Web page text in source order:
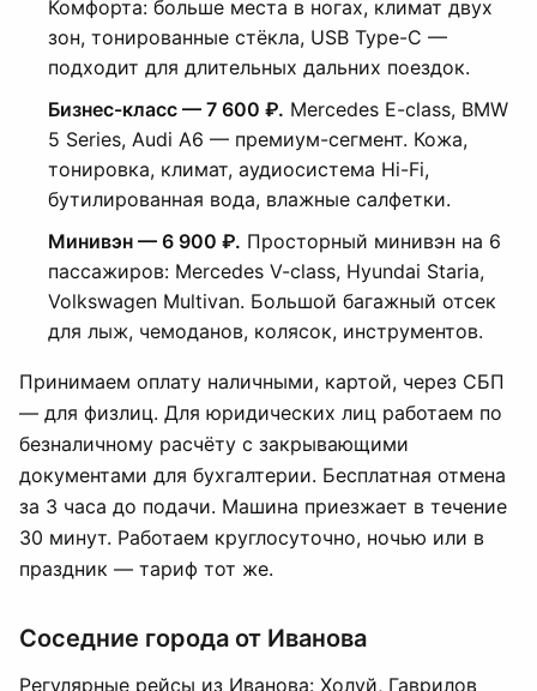
Комфорта: больше места в ногах, климат двух
зон, тонированные стёкла, USB Type-C —
подходит для длительных дальних поездок.
Бизнес-класс — 7 600 ₽. Mercedes E-class, BMW
5 Series, Audi A6 — премиум-сегмент. Кожа,
тонировка, климат, аудиосистема Hi-Fi,
бутилированная вода, влажные салфетки.
Минивэн — 6 900 ₽. Просторный минивэн на 6
пассажиров: Mercedes V-class, Hyundai Staria,
Volkswagen Multivan. Большой багажный отсек
для лыж, чемоданов, колясок, инструментов.
Принимаем оплату наличными, картой, через СБП
— для физлиц. Для юридических лиц работаем по
безналичному расчёту с закрывающими
документами для бухгалтерии. Бесплатная отмена
за 3 часа до подачи. Машина приезжает в течение
30 минут. Работаем круглосуточно, ночью или в
праздник — тариф тот же.
Соседние города от Иванова
Регулярные рейсы из Иванова: Холуй, Гаврилов